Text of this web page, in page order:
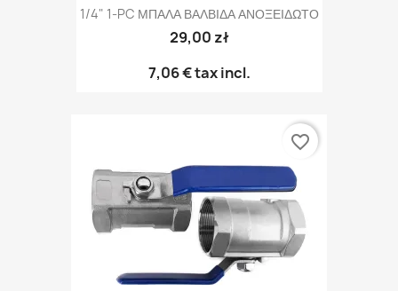
1/4" 1-PC ΜΠΑΛΑ ΒΑΛΒΙΔΑ ΑΝΟΞΕΙΔΩΤΟ
29,00 zł
7,06 €tax incl.
favorite_border